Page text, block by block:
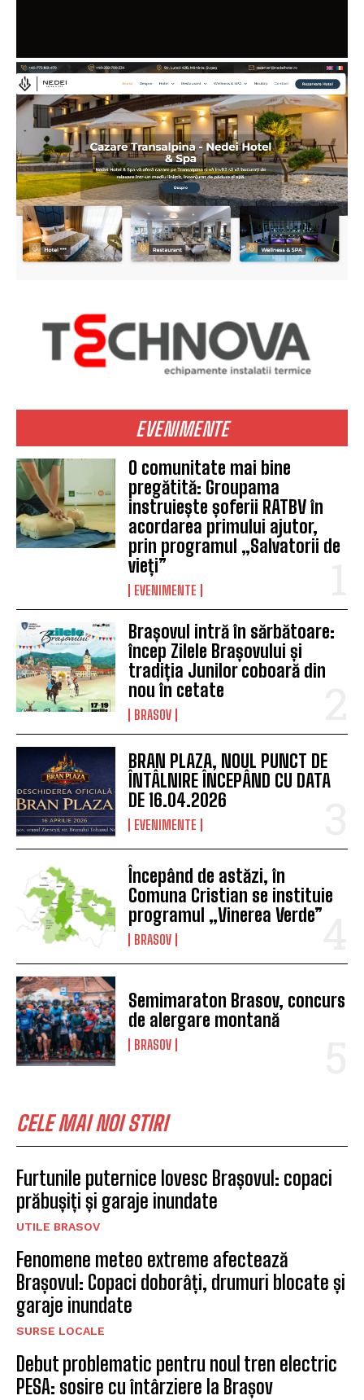
EVENIMENTE
O comunitate mai bine
pregătită: Groupama
instruiește șoferii RATBV în
acordarea primului ajutor,
prin programul „Salvatorii de
vieți”
EVENIMENTE
Brașovul intră în sărbătoare:
încep Zilele Brașovului și
tradiția Junilor coboară din
nou în cetate
BRASOV
BRAN PLAZA, NOUL PUNCT DE
ÎNTÂLNIRE ÎNCEPÂND CU DATA
DE 16.04.2026
EVENIMENTE
Începând de astăzi, în
Comuna Cristian se instituie
programul „Vinerea Verde”
BRASOV
Semimaraton Brasov, concurs
de alergare montană
BRASOV
CELE MAI NOI STIRI
Furtunile puternice lovesc Brașovul: copaci
prăbușiți și garaje inundate
UTILE BRASOV
Fenomene meteo extreme afectează
Brașovul: Copaci doborâți, drumuri blocate și
garaje inundate
SURSE LOCALE
Debut problematic pentru noul tren electric
PESA: sosire cu întârziere la Brașov